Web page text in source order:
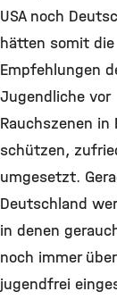
USA noch
hätten somit die
Empfehlungen
Jugendliche vor
Rauchszenen in
schützen,
umgesetzt.
Deutschland
in denen
noch immer
jugendfrei